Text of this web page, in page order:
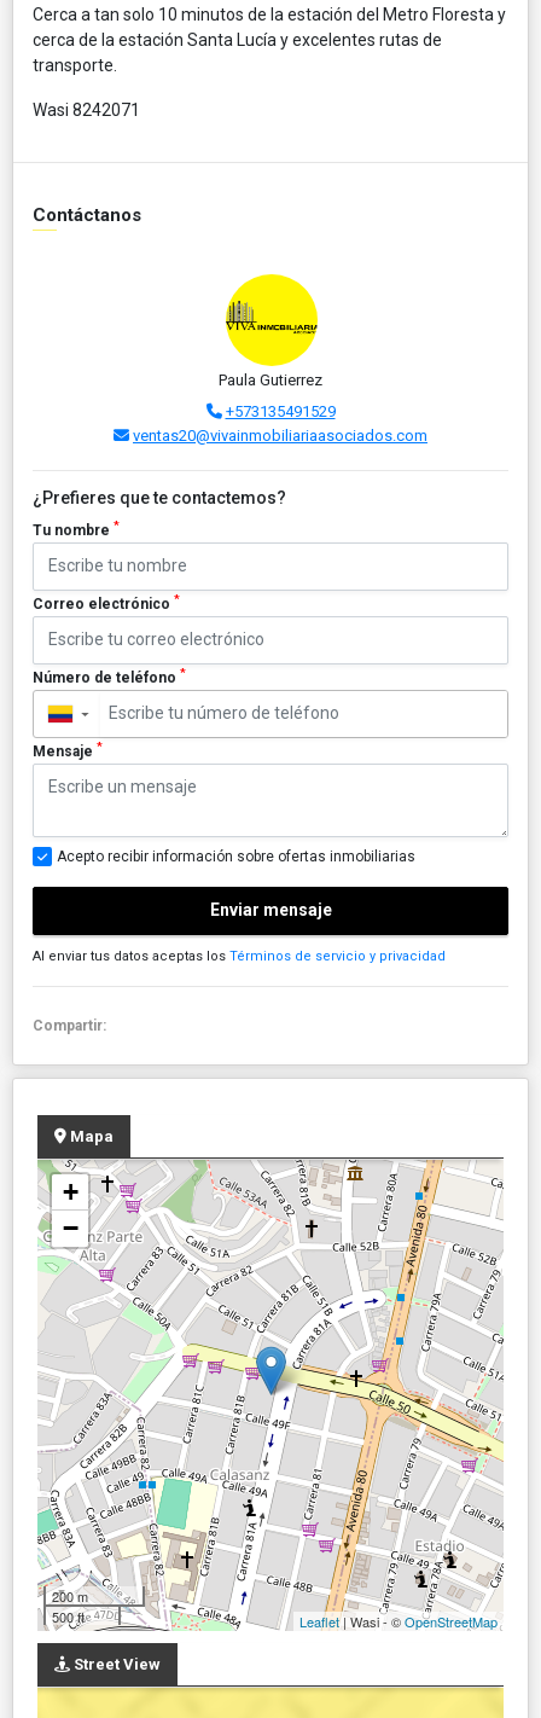
Cerca a tan solo 10 minutos de la estación del Metro Floresta y
cerca de la estación Santa Lucía y excelentes rutas de
transporte.
Wasi 8242071
Contáctanos
Paula Gutierrez
+573135491529
ventas20@vivainmobiliariaasociados.com
¿Prefieres que te contactemos?
Tu nombre *
Correo electrónico *
Número de teléfono *
▼
Mensaje *
Acepto recibir información sobre ofertas inmobiliarias
Enviar mensaje
Al enviar tus datos aceptas los Términos de servicio y privacidad
Compartir:
Mapa
+
−
200 m
500 ft
Leaflet| Wasi - ©OpenStreetMap
Street View